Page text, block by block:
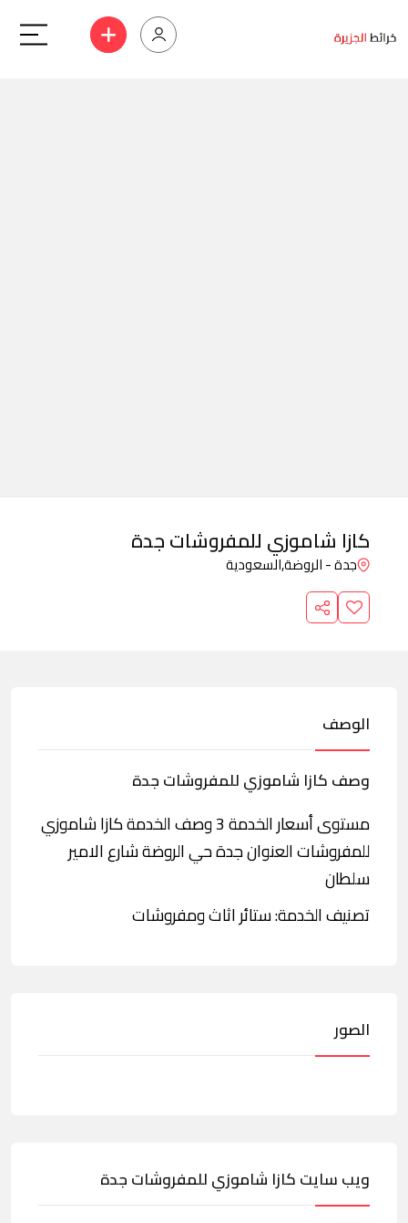
كازا شاموزي للمفروشات جدة
جدة - الروضة,السعودية
الوصف
وصف كازا شاموزي للمفروشات جدة
مستوى أسعار الخدمة 3 وصف الخدمة كازا شاموزي
للمفروشات العنوان جدة حي الروضة شارع الامير
سلطان
تصنيف الخدمة: ستائر اثاث ومفروشات
الصور
ويب سايت كازا شاموزي للمفروشات جدة